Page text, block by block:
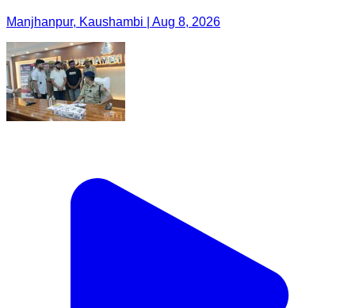
Manjhanpur, Kaushambi | Aug 8, 2026